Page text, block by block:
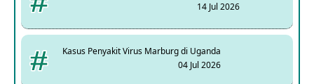
14 Jul 2026
Kasus Penyakit Virus Marburg di Uganda
04 Jul 2026